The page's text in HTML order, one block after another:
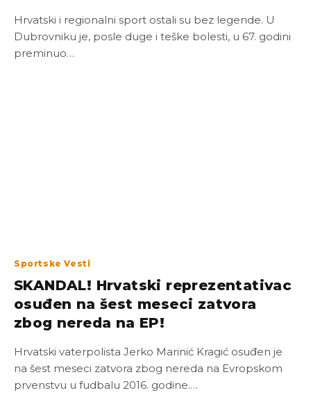
Hrvatski i regionalni sport ostali su bez legende. U
Dubrovniku je, posle duge i teške bolesti, u 67. godini
preminuo…
Sportske Vesti
SKANDAL! Hrvatski reprezentativac
osuđen na šest meseci zatvora
zbog nereda na EP!
Hrvatski vaterpolista Jerko Marinić Kragić osuđen je
na šest meseci zatvora zbog nereda na Evropskom
prvenstvu u fudbalu 2016. godine.…